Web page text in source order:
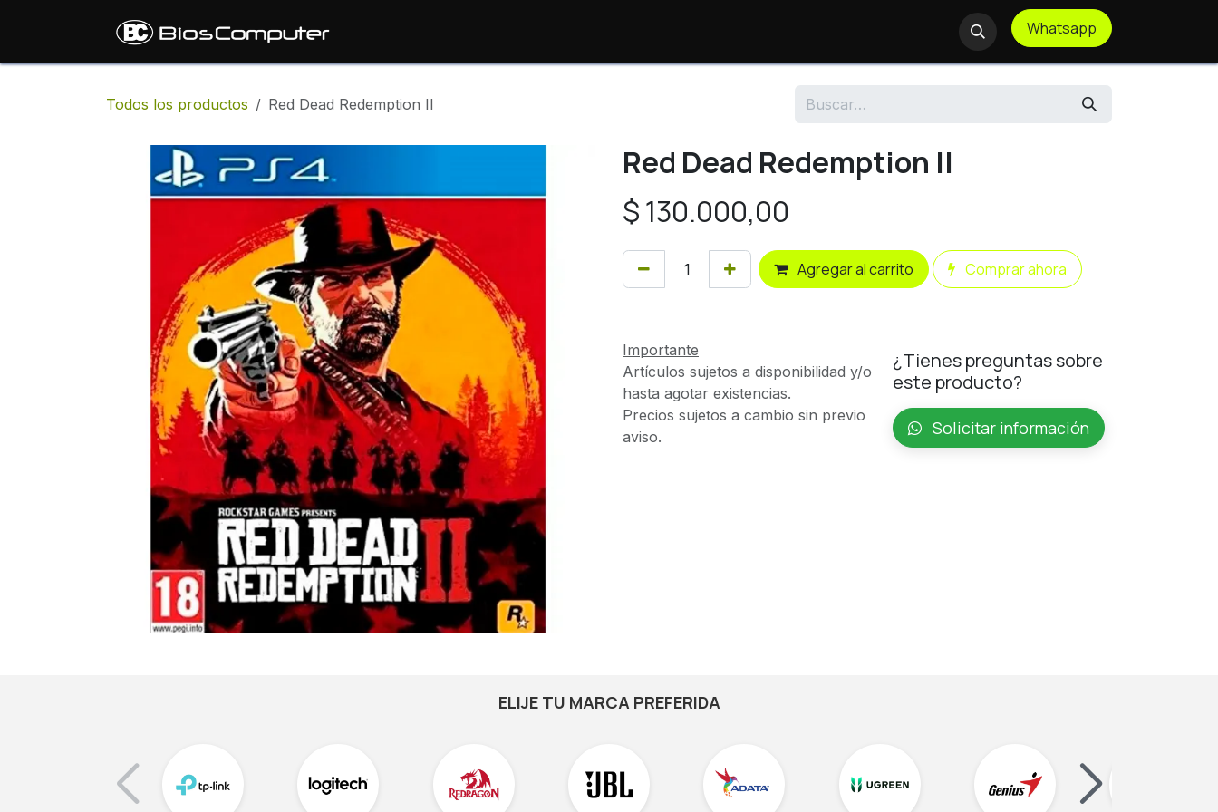
Whatsapp
Todos los productos Red Dead Redemption II
Red Dead Redemption II
$130.000,00
Agregar al carrito Comprar ahora
Importante
Artículos sujetos a disponibilidad y/o
hasta agotar existencias.
Precios sujetos a cambio sin previo
aviso.
¿Tienes preguntas sobre
este producto?
Solicitar información
ELIJE TU MARCA PREFERIDA